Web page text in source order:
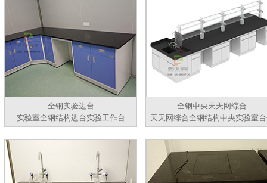
全钢实验边台
实验室全钢结构边台实验工作台
全钢中央天天网综合
天天网综合全钢结构中央实验室